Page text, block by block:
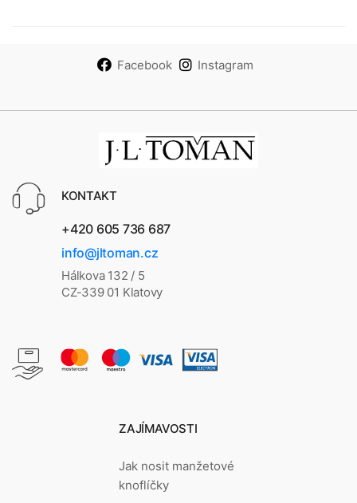
Facebook Instagram
KONTAKT
+420 605 736 687
info@jltoman.cz
Hálkova 132 / 5
CZ-339 01 Klatovy
ZAJÍMAVOSTI
Jak nosit manžetové
knoflíčky